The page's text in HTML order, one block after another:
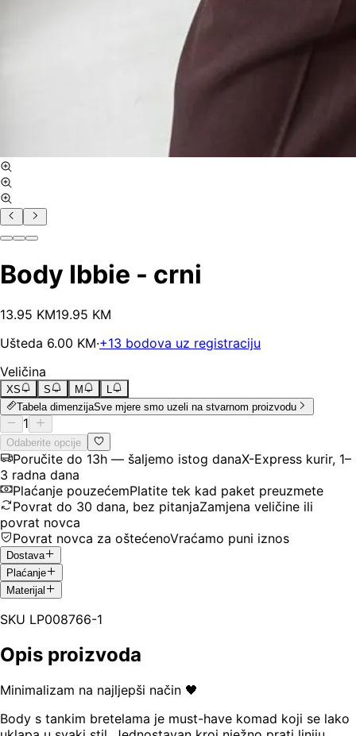
Body Ibbie - crni
13.95 KM19.95 KM
Ušteda 6.00 KM·+13 bodova uz registraciju
Veličina
XS S M
L
Tabela dimenzijaSve mjere smo uzeli na stvarnom proizvodu
1
Odaberite opcije
Poručite do 13h — šaljemo istog danaX-Express kurir, 1–
3 radna dana
Plaćanje pouzećemPlatite tek kad paket preuzmete
Povrat do 30 dana, bez pitanjaZamjena veličine ili
povrat novca
Povrat novca za oštećenoVraćamo puni iznos
Dostava
Plaćanje
Materijal
SKU LP008766-1
Opis proizvoda
Minimalizam na najljepši način 🖤
Body s tankim bretelama je must-have komad koji se lako